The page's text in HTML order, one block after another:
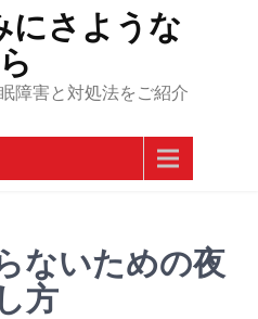
にさような
ら
障害と対処法をご紹介
ないための夜
方